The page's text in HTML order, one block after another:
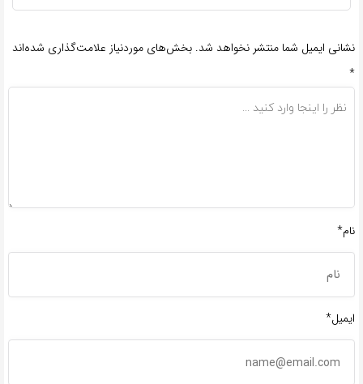
نشانی ایمیل شما منتشر نخواهد شد. بخش‌های موردنیاز علامت‌گذاری شده‌اند
*
نام*
ایمیل*